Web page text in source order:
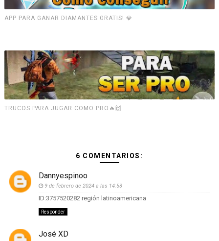
APP PARA GANAR DIAMANTES GRATIS! 💎
TRUCOS PARA JUGAR COMO PRO🔥🙌
6 COMENTARIOS:
Dannyespinoo
9 de febrero de 2024 a las 14:53
ID:3757520282 región latinoamericana
Responder
José XD